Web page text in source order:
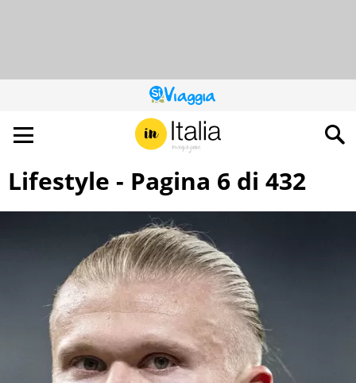
QUESTO
SITO
CONTRIBUISCE
ALL’AUDIENCE
DI
Lifestyle - Pagina 6 di 432